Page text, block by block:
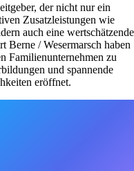
der nicht nur ein
Zusatzleistungen wie
auch eine wertschätzende
Berne / Wesermarsch haben
Familienunternehmen zu
und spannende
eröffnet.